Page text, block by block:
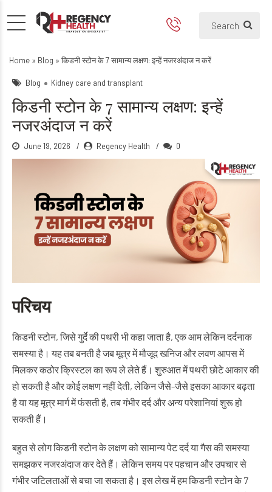
किडनी स्टोन के 7 सामान्य लक्षण:
Home » Blog » किडनी स्टोन के 7 सामान्य लक्षण: इन्हें नजरअंदाज न करें
Blog Kidney care and transplant
किडनी स्टोन के 7 सामान्य लक्षण: इन्हें
नजरअंदाज न करें
June 19, 2026 Regency Health 0
परिचय
किडनी स्टोन, जिसे गुर्दे की पथरी भी कहा जाता है, एक आम लेकिन दर्दनाक
समस्या है। यह तब बनती है जब मूत्र में मौजूद खनिज और लवण आपस में
मिलकर कठोर क्रिस्टल का रूप ले लेते हैं। शुरुआत में पथरी छोटे आकार की
हो सकती है और कोई लक्षण नहीं देती, लेकिन जैसे-जैसे इसका आकार बढ़ता
है या यह मूत्र मार्ग में फंसती है, तब गंभीर दर्द और अन्य परेशानियां शुरू हो
सकती हैं।
बहुत से लोग किडनी स्टोन के लक्षण को सामान्य पेट दर्द या गैस की समस्या
समझकर नजरअंदाज कर देते हैं। लेकिन समय पर पहचान और उपचार से
गंभीर जटिलताओं से बचा जा सकता है। इस लेख में हम किडनी स्टोन के 7